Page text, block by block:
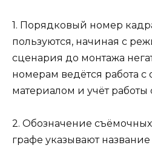
1. Порядковый номер
пользуются, начиная с
сценария до монтажа
номерам ведётся работа с
материалом и учёт
2. Обозначение съёмочных
графе указывают название